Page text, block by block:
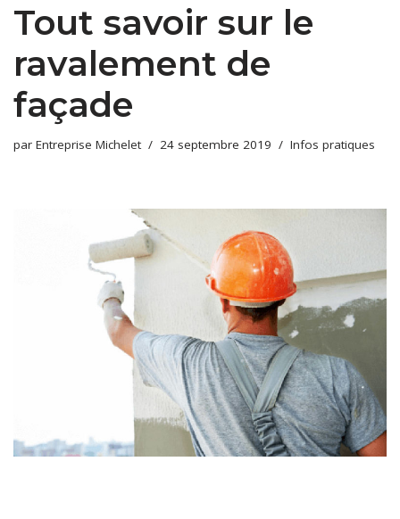
Tout savoir sur le
ravalement de
façade
par Entreprise Michelet 24 septembre 2019 Infos pratiques